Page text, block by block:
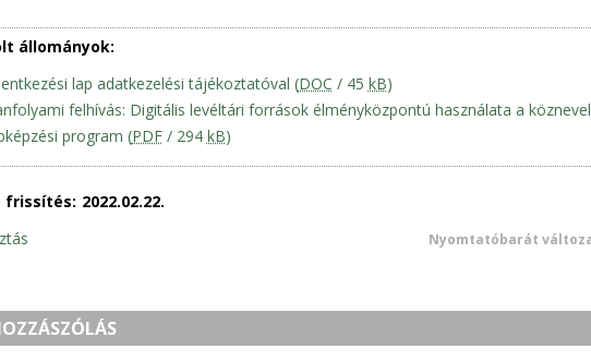
állományok:
lap adatkezelési tájékoztatóval (DOC / 45 kB)
felhívás: Digitális levéltári források élményközpontú használata a
program (PDF/ 294 kB)
frissítés: 2022.02.22.
Nyomtatóbarát